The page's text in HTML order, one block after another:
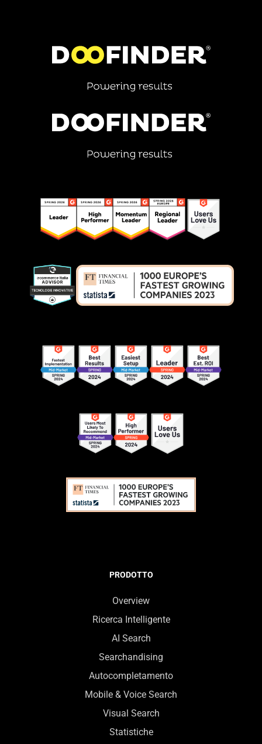
raccogliere dati più completi dal primo giorno, inclusa la
conversione per parola chiave, qualcosa che il modello di
Account Executive che ti guida nella configurazione ed è
PRODOTTO
Overview
Ricerca Intelligente
AI Search
Searchandising
Autocompletamento
Mobile & Voice Search
Visual Search
Statistiche